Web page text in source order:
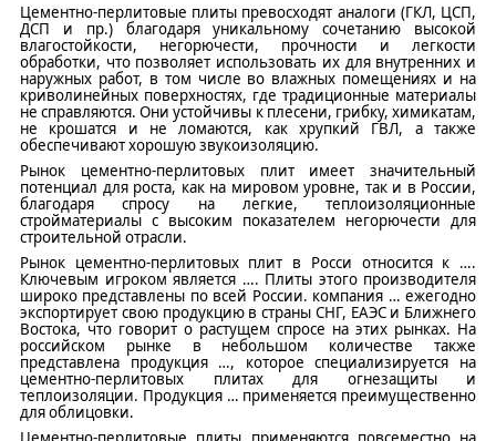
Цементно-перлитовые плиты превосходят аналоги (ГКЛ, ЦСП,
ДСП и пр.) благодаря уникальному сочетанию высокой
влагостойкости, негорючести, прочности и легкости
обработки, что позволяет использовать их для внутренних и
наружных работ, в том числе во влажных помещениях и на
криволинейных поверхностях, где традиционные материалы
не справляются. Они устойчивы к плесени, грибку, химикатам,
не крошатся и не ломаются, как хрупкий ГВЛ, а также
обеспечивают хорошую звукоизоляцию.
Рынок цементно-перлитовых плит имеет значительный
потенциал для роста, как на мировом уровне, так и в России,
благодаря спросу на легкие, теплоизоляционные
стройматериалы с высоким показателем
негорючести для
строительной отрасли.
Рынок цементно-перлитовых плит в Росси относится к ….
Ключевым игроком является …. Плиты этого производителя
широко представлены по всей России. компания … ежегодно
экспортирует свою продукцию в страны СНГ, ЕАЭС и Ближнего
Востока, что говорит о растущем спросе на этих рынках. На
российском рынке в небольшом количестве также
представлена продукция …, которое специализируется на
цементно-перлитовых плитах для огнезащиты и
теплоизоляции. Продукция … применяется преимущественно
для облицовки.